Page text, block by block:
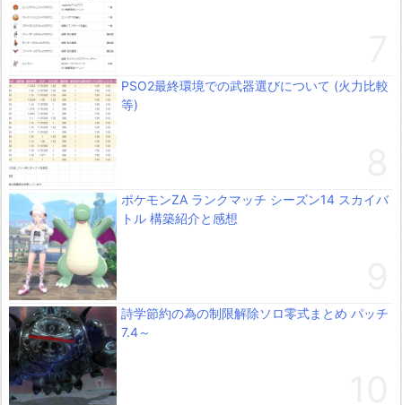
PSO2最終環境での武器選びについて (火力比較
等)
ポケモンZA ランクマッチ シーズン14 スカイバ
トル 構築紹介と感想
詩学節約の為の制限解除ソロ零式まとめ パッチ
7.4～